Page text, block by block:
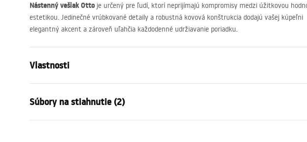
Nástenný vešiak Ottoje určený pre ľudí, ktorí neprijímajú kompromisy medzi úžitkovou
estetikou. Jedinečné vrúbkované detaily a robustná kovová konštrukcia dodajú vašej kúpeľni
elegantný akcent a zároveň uľahčia každodenné udržiavanie poriadku.
Vlastnosti
Materiál
Spôsob montáže
Skrutkovací
Súbory na stiahnutie (2)